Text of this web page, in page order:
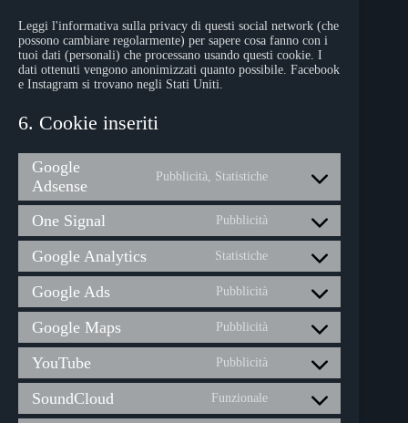
Leggi l'informativa sulla privacy di questi social network (che
possono cambiare regolarmente) per sapere cosa fanno con i
tuoi dati (personali) che processano usando questi cookie. I
dati ottenuti vengono anonimizzati quanto possibile. Facebook
e Instagram si trovano negli Stati Uniti.
6. Cookie inseriti
Google
Adsense
Pubblicità, Statistiche
Consent
google-
adsense
One Signal Pubblicità
Consent
to
service
one-
signal
Google Analytics Statistiche
Consent
to
service
google-
analytics
Google Ads Pubblicità
Consent
to
service
google-
Google Maps Pubblicità
Consent
to
service
google-
YouTube Pubblicità
Consent
to
service
youtube
SoundCloud Funzionale
Consent
to